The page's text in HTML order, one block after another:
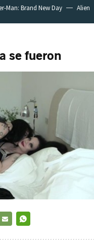
Man: Brand New Day Alien
se fueron